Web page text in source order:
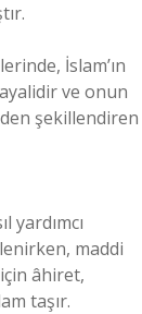
İslam’ın
ve onun
şekillendiren
yardımcı
maddi
âhiret,
taşır.